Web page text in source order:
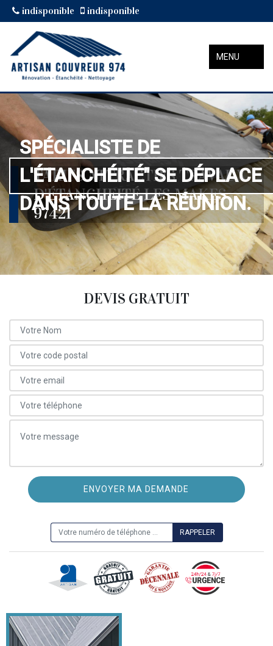
indisponible indisponible
MENU
SPÉCIALISTE DE
L'ÉTANCHÉITÉ" SE DÉPLACE
DANS TOUTE LA RÉUNION.
TARIFS ATTRACTIFS TRAVAUX
D'ÉTANCHEITÉ LES MAKES
97421
DEVIS GRATUIT